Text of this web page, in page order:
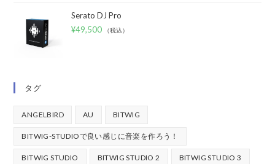
Serato DJ Pro
¥49,500 （税込）
タグ
ANGELBIRD AU BITWIG
BITWIG-STUDIOで良い感じに音楽を作ろう！
BITWIG STUDIO BITWIG STUDIO 2 BITWIG STUDIO 3